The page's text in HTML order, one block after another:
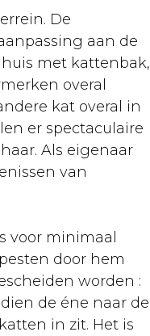
De
aan de
met kattenbak,
overal
kat overal in
er spectaculaire
Als eigenaar
van
voor minimaal
door hem
worden :
de éne naar de
in zit. Het is